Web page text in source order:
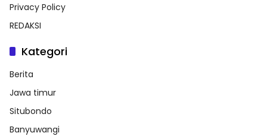
Privacy Policy
REDAKSI
Kategori
Berita
Jawa timur
Situbondo
Banyuwangi